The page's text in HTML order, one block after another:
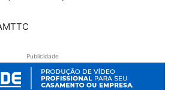
Publicidade